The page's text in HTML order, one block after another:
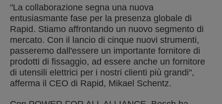
"La collaborazione segna una nuova
entusiasmante fase per la presenza globale di
Rapid. Stiamo affrontando un nuovo segmento di
mercato. Con il lancio di cinque nuovi strumenti,
passeremo dall'essere un importante fornitore di
prodotti di fissaggio, ad essere anche un fornitore
di utensili elettrici per i nostri clienti più grandi",
afferma il CEO di Rapid, Mikael Schentz.